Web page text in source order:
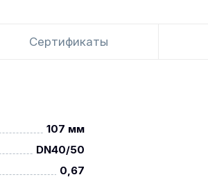
Сертификаты
107 мм
DN40/50
0,67